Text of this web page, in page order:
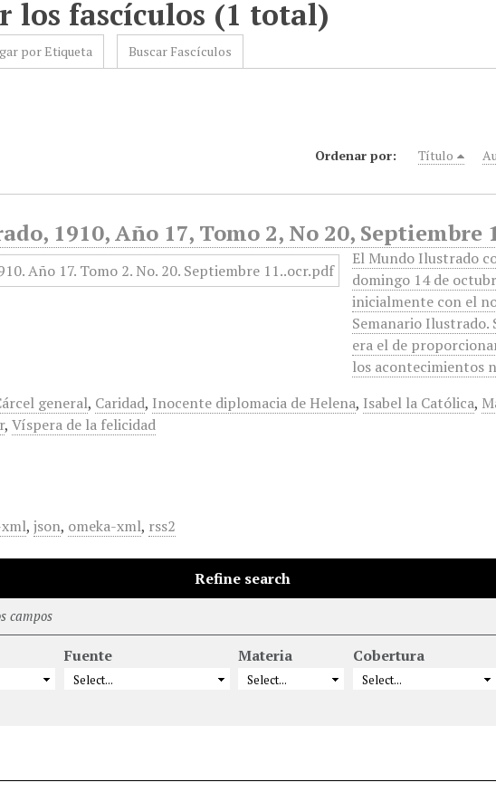
los fascículos (1 total)
por Etiqueta Buscar Fascículos
Ordenar por: Título
1910, Año 17, Tomo 2, No 20, Septiembre
El Mundo Ilustrado
domingo 14 de
inicialmente con el
Semanario
era el de
los acontecimientos
general, Caridad, Inocente diplomacia de Helena, Isabel la Católica,
,Víspera de la felicidad
,json, omeka-xml, rss2
Refine search
campos
Fuente Materia Cobertura